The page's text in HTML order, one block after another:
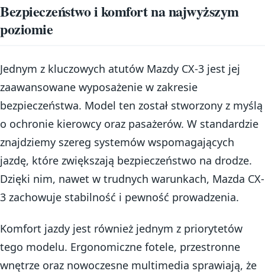
Bezpieczeństwo i komfort na najwyższym
poziomie
Jednym z kluczowych atutów Mazdy CX-3 jest jej
zaawansowane wyposażenie w zakresie
bezpieczeństwa. Model ten został stworzony z myślą
o ochronie kierowcy oraz pasażerów. W standardzie
znajdziemy szereg systemów wspomagających
jazdę, które zwiększają bezpieczeństwo na drodze.
Dzięki nim, nawet w trudnych warunkach, Mazda CX-
3 zachowuje stabilność i pewność prowadzenia.
Komfort jazdy jest również jednym z priorytetów
tego modelu. Ergonomiczne fotele, przestronne
wnętrze oraz nowoczesne multimedia sprawiają, że